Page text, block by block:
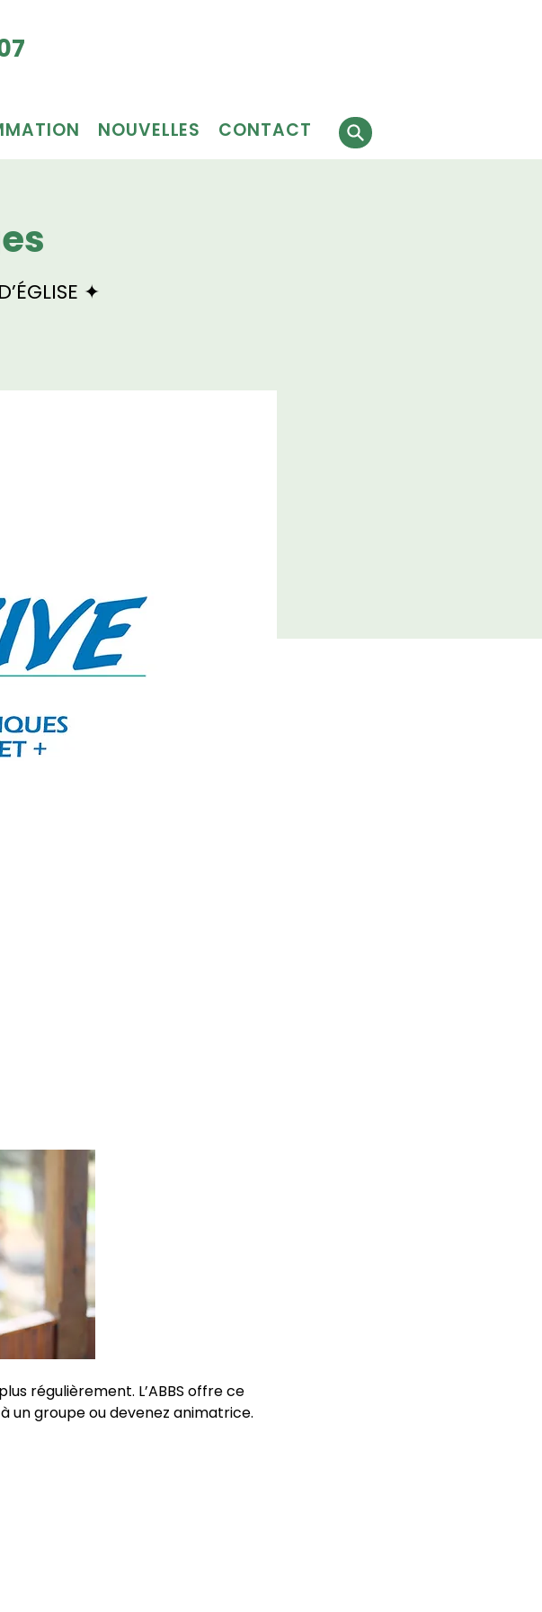
NOUVELLES CONTACT
✦
régulièrement. L’ABBS offre ce
un groupe ou devenez animatrice.